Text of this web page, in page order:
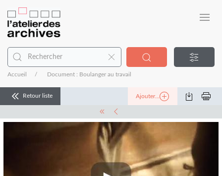
Accueil Document : Boulanger au travail
Retour liste Ajouter...